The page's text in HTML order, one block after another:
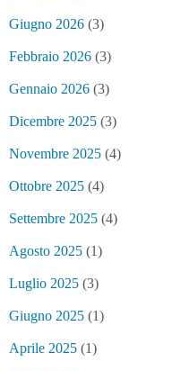
Giugno 2026 (3)
Febbraio 2026 (3)
Gennaio 2026 (3)
Dicembre 2025 (3)
Novembre 2025 (4)
Ottobre 2025 (4)
Settembre 2025 (4)
Agosto 2025 (1)
Luglio 2025 (3)
Giugno 2025 (1)
Aprile 2025 (1)